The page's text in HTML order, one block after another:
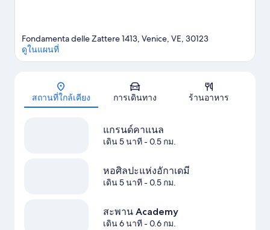
แผนที่
Fondamenta delle Zattere 1413, Venice, VE, 30123
ดูในแผนที่
สถานที่ใกล้เคียง การเดินทาง ร้านอาหาร
แกรนด์คาแนล
เดิน 5 นาที- 0.5 กม.
หอศิลปะแห่งอักาเดมี
เดิน 5 นาที- 0.5 กม.
สะพาน Academy
เดิน 6 นาที- 0.6 กม.